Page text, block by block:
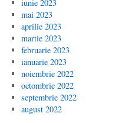
iunie 2023
mai 2023
aprilie 2023
martie 2023
februarie 2023
ianuarie 2023
noiembrie 2022
octombrie 2022
septembrie 2022
august 2022